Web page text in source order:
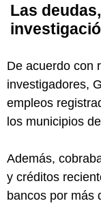
Las
De acuerdo con
investigadores,
empleos
los municipios de
Además,
y créditos
bancos por más